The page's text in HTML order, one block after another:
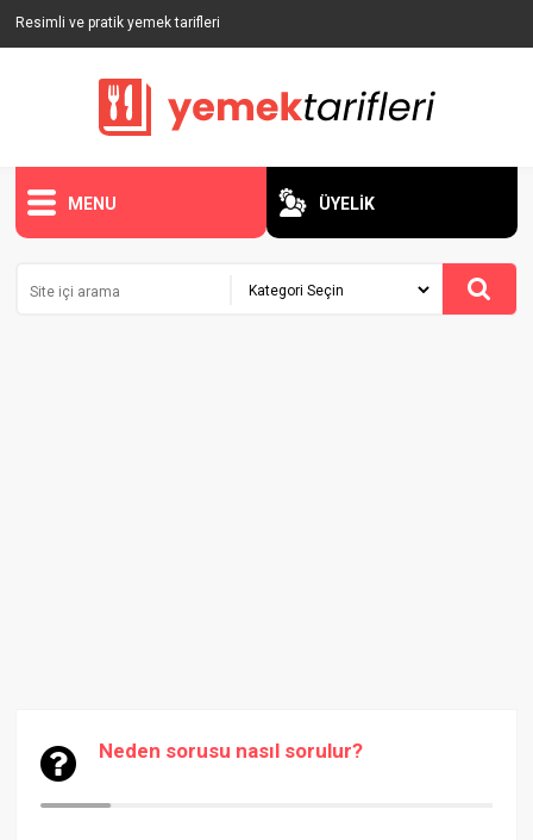
Resimli ve pratik yemek tarifleri
MENU ÜYELİK
Neden sorusu nasıl sorulur?